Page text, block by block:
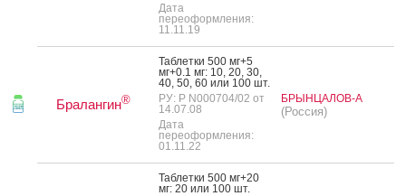
Дата
переоформления:
11.11.19
Бралангин®
Таб­летки 500 мг+5
мг+0.1 мг: 10, 20, 30,
40, 50, 60 или 100 шт.
РУ: Р N000704/02 от
14.07.08
Дата
переоформления:
01.11.22
БРЫНЦАЛОВ-А
(Россия)
Таб­летки 500 мг+20
мг: 20 или 100 шт.